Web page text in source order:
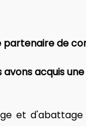
de
avons acquis
et